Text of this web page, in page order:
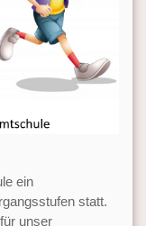
ein
statt.
unser